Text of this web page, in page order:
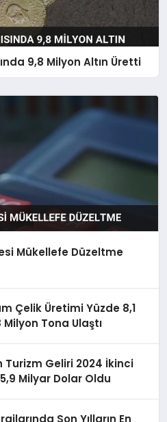
9,8 Milyon Altın Üretti
Mükellefe Düzeltme
Çelik Üretimi Yüzde 8,1
Milyon Tona Ulaştı
Turizm Geliri 2024 İkinci
Milyar Dolar Oldu
Son Yılların En